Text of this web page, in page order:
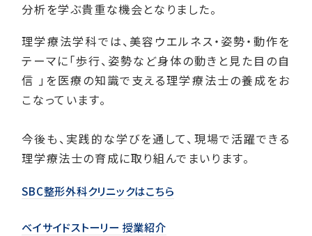
分析を学ぶ貴重な機会となりました。
理学療法学科では、美容ウエルネス・姿勢・動作を
テーマに「歩行、姿勢など身体の動きと見た目の自
信 」を医療の知識で支える理学療法士の養成をお
こなっています。
今後も、実践的な学びを通して、現場で活躍できる
理学療法士の育成に取り組んでまいります。
SBC整形外科クリニックはこちら
ベイサイドストーリー 授業紹介